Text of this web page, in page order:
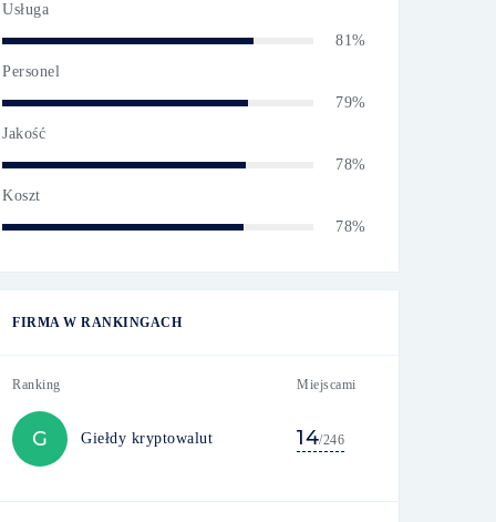
Usługa
81%
Personel
79%
Jakość
78%
Koszt
78%
FIRMA W RANKINGACH
Ranking Miejscami
G Giełdy kryptowalut 14/246